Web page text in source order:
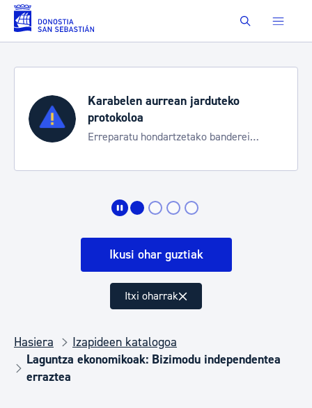
Eduki nagusira joan Buscar
Karabelen aurrean jarduteko
protokoloa
Erreparatu hondartzetako banderei
Ikusi ohar guztiak
Itxi oharrak
Hasiera
Izapideen katalogoa
Laguntza ekonomikoak: Bizimodu independentea
erraztea